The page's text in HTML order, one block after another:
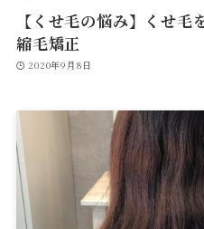
【くせ毛の悩み】くせ
縮毛矯正
2020年9月8日